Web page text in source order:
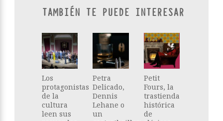
TAMBIÉN TE PUEDE INTERESAR
Los
protagonistas
de la
cultura
leen sus
Petra
Delicado,
Dennis
Lehane o
un
Petit
Fours, la
trastienda
histórica
de